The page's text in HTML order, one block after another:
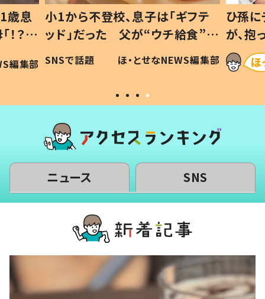
歳息
？」
編集部
小1から不登校、息子は「ギフテ
ッド」だった 父が“ウチ給食”を
作り続ける理由とは #令和の親
#令和の子
SNSで話題 ほ・とせなNEWS編集部
ひ孫
が、
「涙が
い」
ニュース SNS